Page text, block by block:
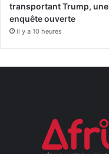
transportant Trump, une
enquête ouverte
il y a 10 heures